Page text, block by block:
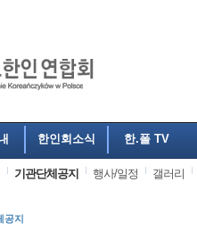
한인회소식 한.폴 TV
기관단체공지 행사/일정 갤러리
공지